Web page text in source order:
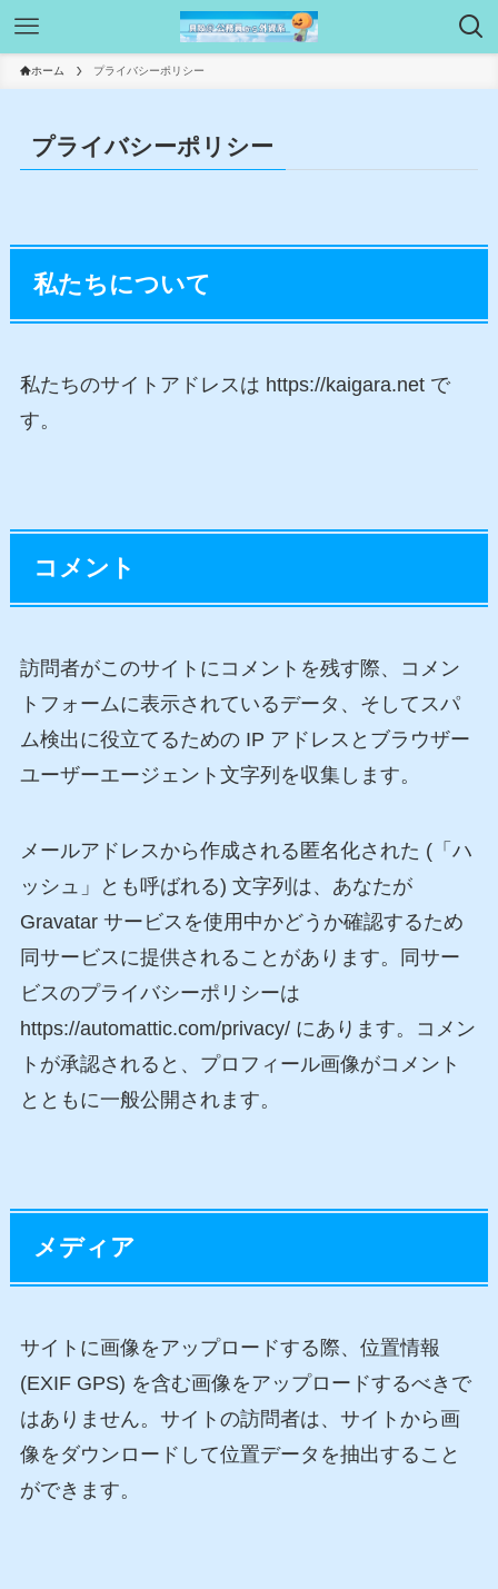
ホーム プライバシーポリシー
プライバシーポリシー
私たちについて
私たちのサイトアドレスは https://kaigara.net で
す。
コメント
訪問者がこのサイトにコメントを残す際、コメン
トフォームに表示されているデータ、そしてスパ
ム検出に役立てるための IP アドレスとブラウザー
ユーザーエージェント文字列を収集します。
メールアドレスから作成される匿名化された (「ハ
ッシュ」とも呼ばれる) 文字列は、あなたが
Gravatar サービスを使用中かどうか確認するため
同サービスに提供されることがあります。同サー
ビスのプライバシーポリシーは
https://automattic.com/privacy/ にあります。コメン
トが承認されると、プロフィール画像がコメント
とともに一般公開されます。
メディア
サイトに画像をアップロードする際、位置情報
(EXIF GPS) を含む画像をアップロードするべきで
はありません。サイトの訪問者は、サイトから画
像をダウンロードして位置データを抽出すること
ができます。